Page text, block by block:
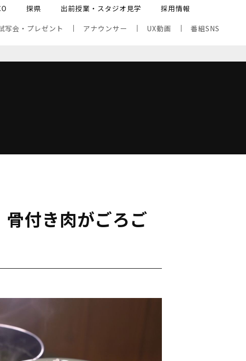
探県 出前授業・スタジオ見学 採用情報
写会・プレゼント アナウンサー UX動画 番組SNS
骨付き肉がごろご